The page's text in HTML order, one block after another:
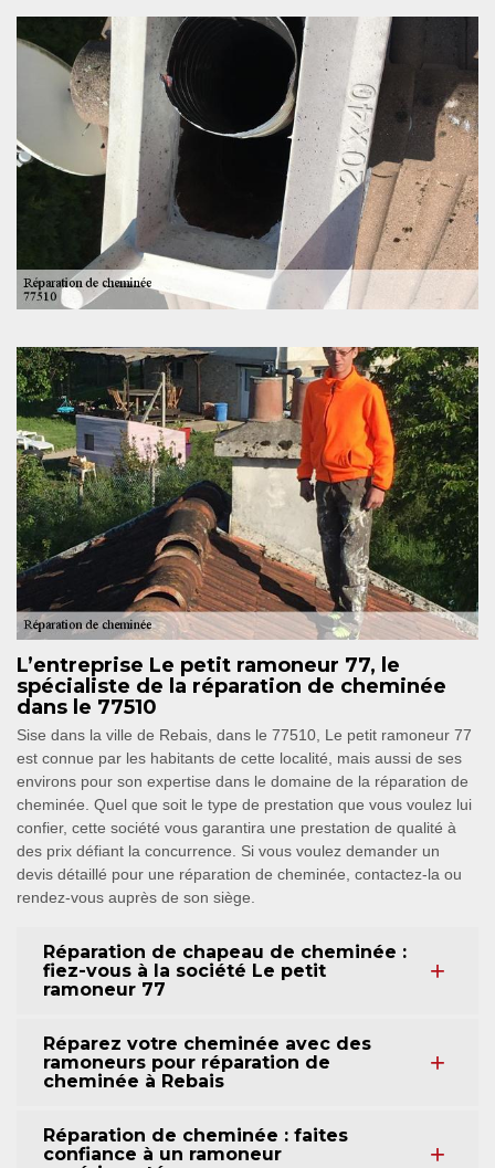
L’entreprise Le petit ramoneur 77, le
spécialiste de la réparation de cheminée
dans le 77510
Sise dans la ville de Rebais, dans le 77510, Le petit ramoneur 77
est connue par les habitants de cette localité, mais aussi de ses
environs pour son expertise dans le domaine de la réparation de
cheminée. Quel que soit le type de prestation que vous voulez lui
confier, cette société vous garantira une prestation de qualité à
des prix défiant la concurrence. Si vous voulez demander un
devis détaillé pour une réparation de cheminée, contactez-la ou
rendez-vous auprès de son siège.
Réparation de chapeau de cheminée :
fiez-vous à la société Le petit
ramoneur 77
Réparez votre cheminée avec des
ramoneurs pour réparation de
cheminée à Rebais
Réparation de cheminée : faites
confiance à un ramoneur